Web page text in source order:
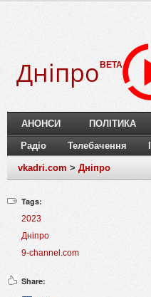
Дніпро BETA
АНОНСИ ПОЛІТИКА
Радіо Телебачення
vkadri.com > Дніпро
Tags:
2023
Дніпро
9-channel.com
Share: